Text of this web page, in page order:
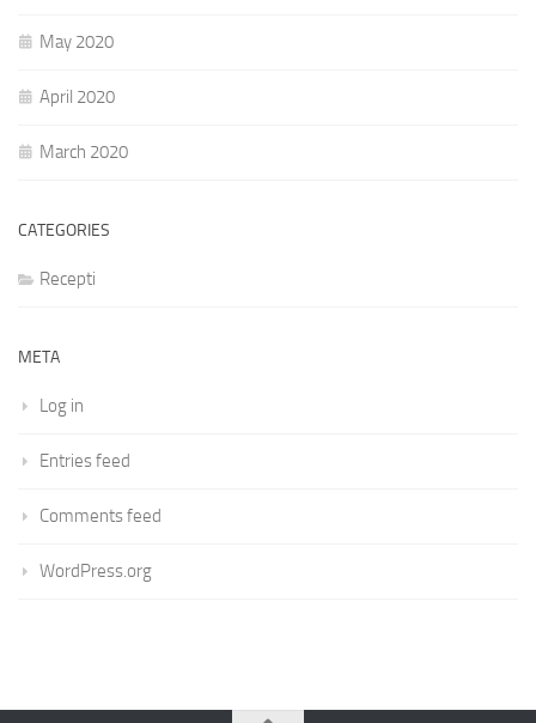
May 2020
April 2020
March 2020
CATEGORIES
Recepti
META
Log in
Entries feed
Comments feed
WordPress.org